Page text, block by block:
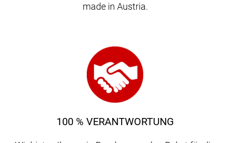
made in Austria.
100 % VERANTWORTUNG